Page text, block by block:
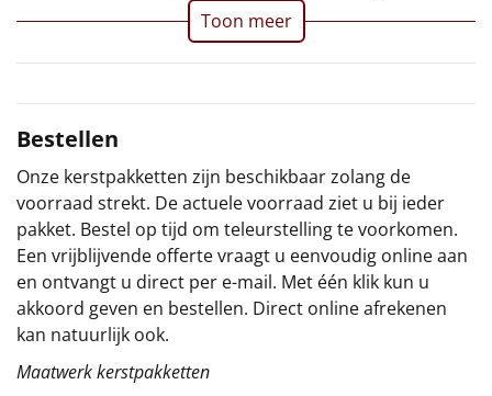
Kerstgeschenken 2026
Cadeaubon
Per stuk
Alle overige
Toon meer
Bestellen
Onze kerstpakketten zijn beschikbaar zolang de
voorraad strekt. De actuele voorraad ziet u bij ieder
pakket. Bestel op tijd om teleurstelling te voorkomen.
Een vrijblijvende offerte vraagt u eenvoudig online aan
en ontvangt u direct per e-mail. Met één klik kun u
akkoord geven en bestellen. Direct online afrekenen
kan natuurlijk ook.
Maatwerk kerstpakketten